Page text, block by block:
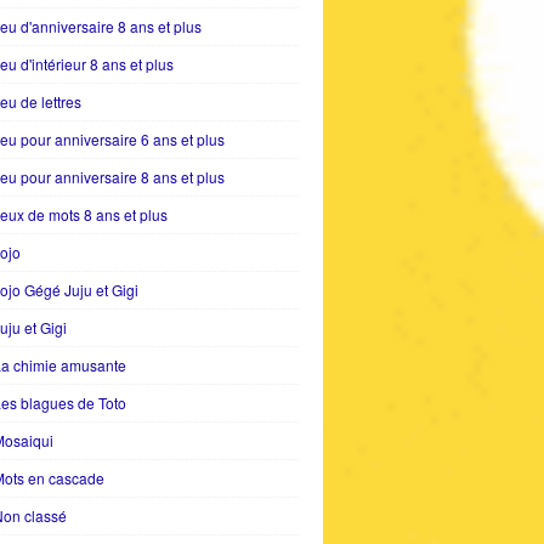
d'anniversaire 8 ans et plus
d'intérieur 8 ans et plus
de lettres
pour anniversaire 6 ans et plus
pour anniversaire 8 ans et plus
de mots 8 ans et plus
Gégé Juju et Gigi
et Gigi
chimie amusante
blagues de Toto
en cascade
classé